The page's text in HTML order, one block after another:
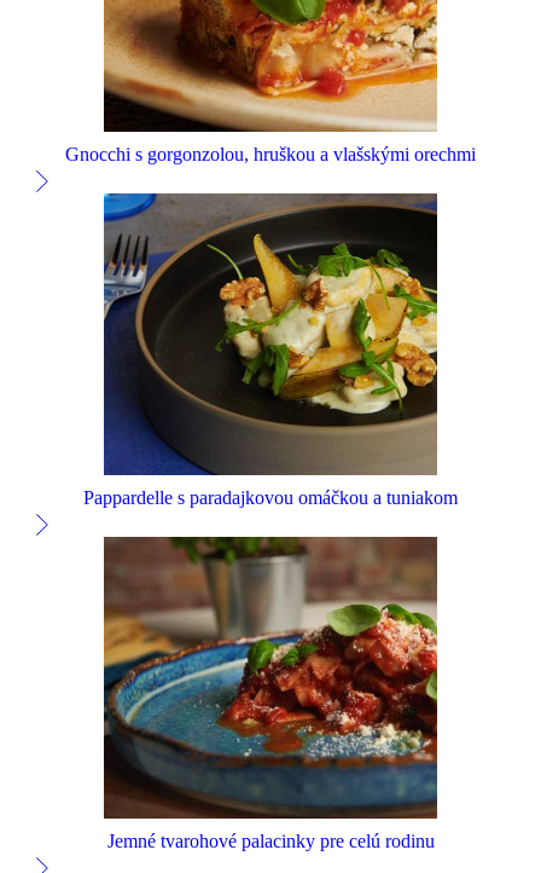
Gnocchi s gorgonzolou, hruškou a vlašskými orechmi
Pappardelle s paradajkovou omáčkou a tuniakom
Jemné tvarohové palacinky pre celú rodinu